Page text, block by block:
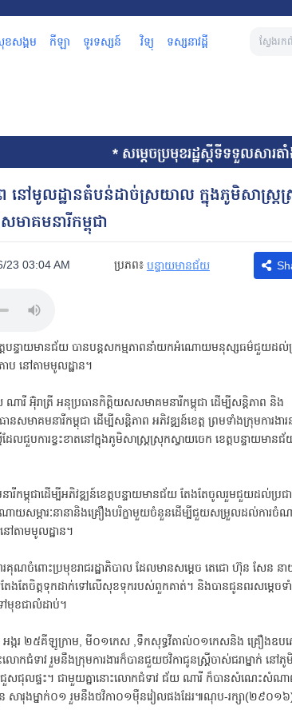
ខសង្គម កីឡា ទូរទស្សន៍ វិទ្យុ ទស្សនាវដ្តី
* សម្តេចប្រមុខរដ្ឋស្តីទីទទួលសារតាំងពីឯកអ
ព នៅមូលដ្ឋានតំបន់ដាច់ស្រយាល ក្នុងភូមិសាស្រ្ត
គមនារីកម្ពុជា
23 03:04 AM ប្រភព៖ បន្ទាយមានជ័យ
ត្តបន្ទាយមានជ័យ បានបន្តសកម្មភាពនាំយកអំណោយមនុស្សធម៌ជួយដល់
ាប នៅតាមមូលដ្ឋាន។
រី អ៊ុំរាត្រី អនុប្រធានកិត្តិយសសមាគមនារីកម្ពុជា ដើម្បីសន្តិភាព និង
ាគមនារីកម្ពុជា ដើម្បីសន្តិភាព អភិវឌ្ឍន៍ខេត្ត ព្រមទាំងក្រុមការងារន
ជួបការខ្វះខាតនៅក្នុងភូមិសាស្ត្រស្រុកស្វាយចេក ខេត្តបន្ទាយមានជ័
ម្ពុជាដើម្បីអភិវឌ្ឍន៍ខេត្តបន្ទាយមានជ័យ តែងតែចូលរួមជួយដល់ប្រជា
ណោយសម្ភារៈនានានិងគ្រឿងបរិក្ខាមួយចំនួនដើម្បីជួយសម្រួលដល់ការចំ
ៅតាមមូលដ្ឋាន។
រគុណចំពោះប្រមុខរាជរដ្ឋាភិបាល ដែលមានសម្តេច តេជោ ហ៊ុន សែន ន
លតែងតែចិត្តទុកដាក់ទៅលើសុខទុករបស់ពួកគាត់។ និងបានជូនពរសម្តេចទាំ
ៅមុខជាលំដាប់។
អង្ករ ២៥គីឡូក្រាម, មី០១កេស ,ទឹកសុទ្ធវីតាល់០១កេសនិង គ្រឿងឧប
ទាវ រួមនឹងក្រុមការងារក៏បានជួយថវិកាជូនស្រ្តីចាស់ជរាម្នាក់ នៅភូមិ
ជុលផ្ទះ។ ជាមួយគ្នានោះលោកជំទាវ ជ័យ ណារី ក៏បានសំណេះសំណា
សារុងម្នាក់០១ រួមនឹងថវិកា០១ម៉ឺនរៀលផងដែរ៕ណុប-រក្សា(២៩០១៦